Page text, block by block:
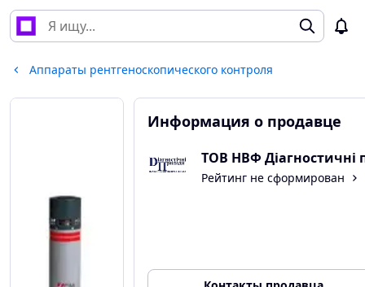
Аппараты рентгеноскопического контроля
Информация о продавце
Рейтинг не сформирован